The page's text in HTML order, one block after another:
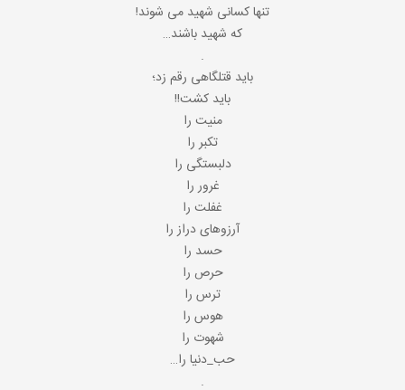
تنها کسانی شهید می شوند!
که شهید باشند…
.
باید قتلگاهی رقم زد؛
باید کشت!!
منیت را
تکبر را
دلبستگی را
غرور را
غفلت را
آرزوهای دراز را
حسد را
حرص را
ترس را
هوس را
شهوت را
حب_دنیا را…
.